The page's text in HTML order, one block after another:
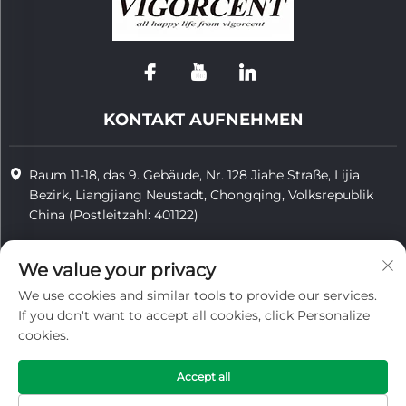
KONTAKT AUFNEHMEN
Raum 11-18, das 9. Gebäude, Nr. 128 Jiahe Straße, Lijia
Bezirk, Liangjiang Neustadt, Chongqing, Volksrepublik
China (Postleitzahl: 401122)
[email protected]
Datenschutzrichtlinie
We value your privacy
We use cookies and similar tools to provide our services.
If you don't want to accept all cookies, click Personalize
cookies.
Accept all